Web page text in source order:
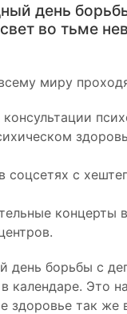
день
во тьме
миру
с
концерты
день борьбы с
календаре. Это
здоровье так же